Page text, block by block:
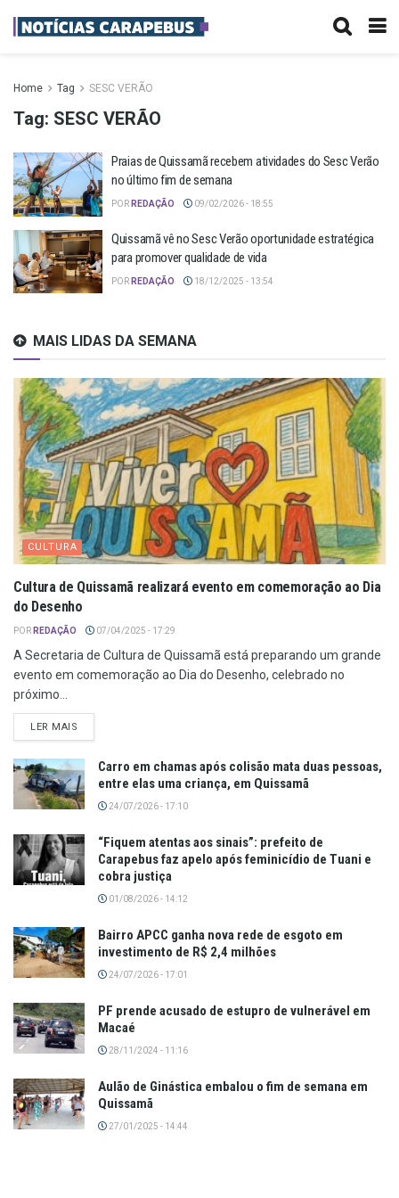
Home Tag SESC VERÃO
Tag: SESC VERÃO
Praias de Quissamã recebem atividades do Sesc Verão
no último fim de semana
POR REDAÇÃO 09/02/2026 - 18:55
Quissamã vê no Sesc Verão oportunidade estratégica
para promover qualidade de vida
POR REDAÇÃO 18/12/2025 - 13:54
MAIS LIDAS DA SEMANA
CULTURA
Cultura de Quissamã realizará evento em comemoração ao Dia
do Desenho
POR REDAÇÃO 07/04/2025 - 17:29
A Secretaria de Cultura de Quissamã está preparando um grande
evento em comemoração ao Dia do Desenho, celebrado no
próximo...
LER MAIS
Carro em chamas após colisão mata duas pessoas,
entre elas uma criança, em Quissamã
24/07/2026 - 17:10
“Fiquem atentas aos sinais”: prefeito de
Carapebus faz apelo após feminicídio de Tuani e
cobra justiça
01/08/2026 - 14:12
Bairro APCC ganha nova rede de esgoto em
investimento de R$ 2,4 milhões
24/07/2026 - 17:01
PF prende acusado de estupro de vulnerável em
Macaé
28/11/2024 - 11:16
Aulão de Ginástica embalou o fim de semana em
Quissamã
27/01/2025 - 14:44